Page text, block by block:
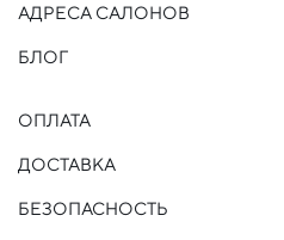
АДРЕСА САЛОНОВ
БЛОГ
ОПЛАТА
ДОСТАВКА
БЕЗОПАСНОСТЬ